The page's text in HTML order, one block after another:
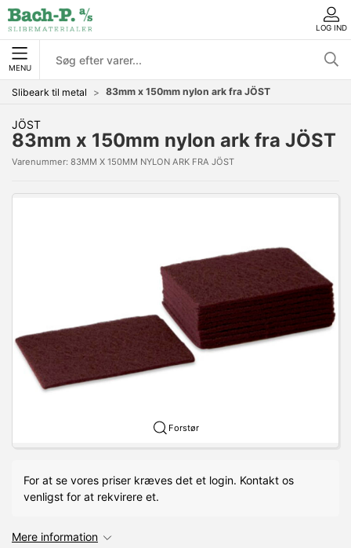
LOG IND
MENU
Slibeark til metal 83mm x 150mm nylon ark fra JÖST
JÖST
83mm x 150mm nylon ark fra JÖST
Varenummer: 83MM X 150MM NYLON ARK FRA JÖST
Forstør
For at se vores priser kræves det et login. Kontakt os
venligst for at rekvirere et.
Mere information